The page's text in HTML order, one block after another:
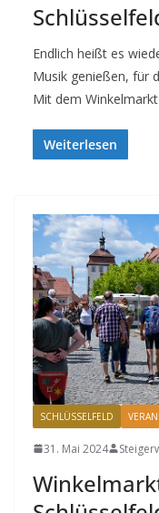
Endlich heißt es
Musik genießen, für
Mit dem
Weiterlesen
SCHLÜSSELFELD
31. Mai 2024